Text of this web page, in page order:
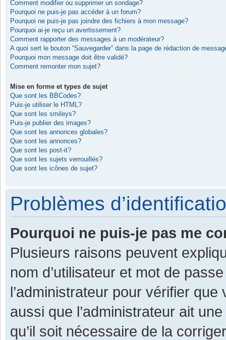
Comment modifier ou supprimer un sondage?
Pourquoi ne puis-je pas accéder à un forum?
Pourquoi ne puis-je pas joindre des fichiers à mon message?
Pourquoi ai-je reçu un avertissement?
Comment rapporter des messages à un modérateur?
A quoi sert le bouton “Sauvegarder” dans la page de rédaction de
Pourquoi mon message doit être validé?
Comment remonter mon sujet?
Mise en forme et types de sujet
Que sont les BBCodes?
Puis-je utiliser le HTML?
Que sont les smileys?
Puis-je publier des images?
Que sont les annonces globales?
Que sont les annonces?
Que sont les post-it?
Que sont les sujets verrouillés?
Que sont les icônes de sujet?
Problèmes
Pourquoi ne puis-je pas me
Plusieurs raisons peuvent
nom d’utilisateur et mot de
l’administrateur pour vérifier
aussi que l’administrateur ait
qu’il soit nécessaire de la